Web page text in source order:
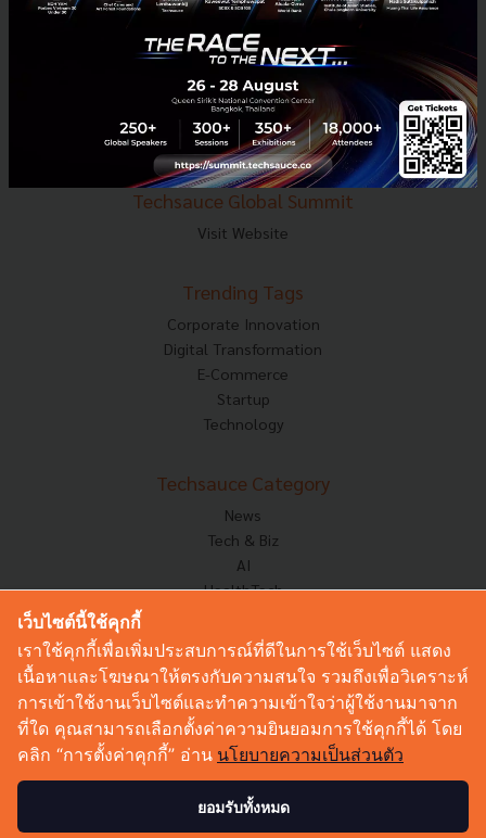
Techsauce Media
About Techsauce
Techsauce Services
Privacy Policy
ส่งบทความ
Techsauce Global Summit
Visit Website
Trending Tags
Corporate Innovation
Digital Transformation
E-Commerce
Startup
Technology
Techsauce Category
News
Tech & Biz
AI
HealthTech
Corp Innov
Saucy Thoughts
Sustainable
Videos
Podcast
เว็บไซต์นี้ใช้คุกกี้
เราใช้คุกกี้เพื่อเพิ่มประสบการณ์ที่ดีในการใช้เว็บไซต์ แสดง
เนื้อหาและโฆษณาให้ตรงกับความสนใจ รวมถึงเพื่อวิเคราะห์
การเข้าใช้งานเว็บไซต์และทำความเข้าใจว่าผู้ใช้งานมาจาก
ที่ใด คุณสามารถเลือกตั้งค่าความยินยอมการใช้คุกกี้ได้ โดย
คลิก “การตั้งค่าคุกกี้” อ่าน นโยบายความเป็นส่วนตัว
ยอมรับทั้งหมด